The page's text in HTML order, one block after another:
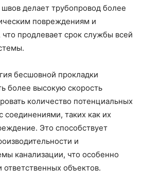
делает трубопровод более
повреждениям и
продлевает срок службы всей
бесшовной прокладки
более высокую скорость
количество потенциальных
соединениями, таких как их
Это способствует
и
канализации, что особенно
объектов.